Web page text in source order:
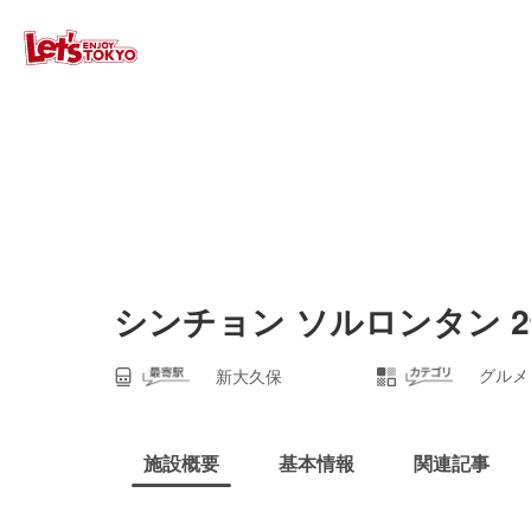
シンチョン ソルロンタン
新大久保 グルメ
施設概要 基本情報 関連記事